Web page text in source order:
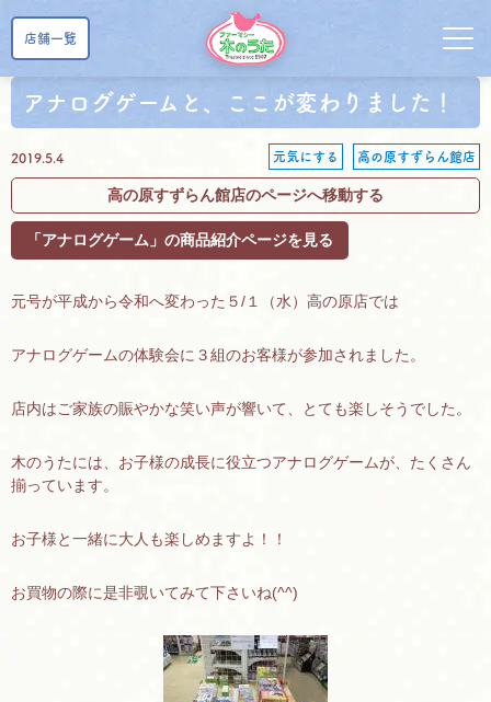
店舗一覧
アナログゲームと、ここが変わりました！
2019.5.4 元気にする 高の原すずらん館店
高の原すずらん館店のページへ移動する
「アナログゲーム」の商品紹介ページを見る
元号が平成から令和へ変わった５/１（水）高の原店では
アナログゲームの体験会に３組のお客様が参加されました。
店内はご家族の賑やかな笑い声が響いて、とても楽しそうでした。
木のうたには、お子様の成長に役立つアナログゲームが、たくさん
揃っています。
お子様と一緒に大人も楽しめますよ！！
お買物の際に是非覗いてみて下さいね(^^)